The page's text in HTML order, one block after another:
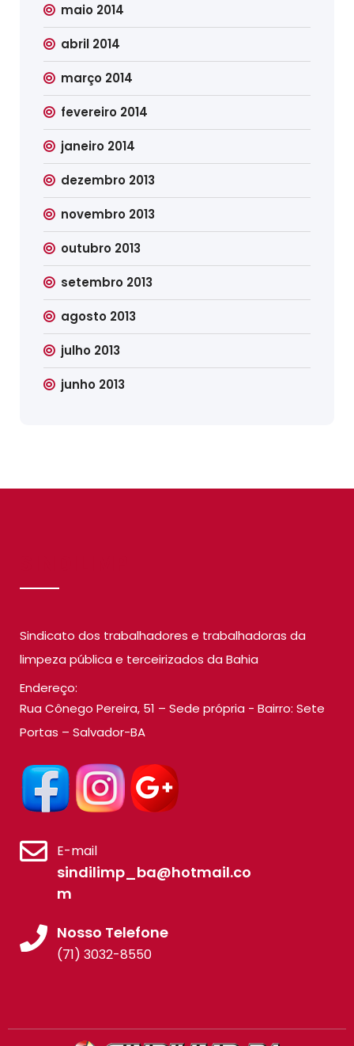
maio 2014
abril 2014
março 2014
fevereiro 2014
janeiro 2014
dezembro 2013
novembro 2013
outubro 2013
setembro 2013
agosto 2013
julho 2013
junho 2013
Sindicato dos trabalhadores e trabalhadoras da
limpeza pública e terceirizados da Bahia
Endereço:
Rua Cônego Pereira, 51 – Sede própria - Bairro: Sete
Portas – Salvador-BA
E-mail
sindilimp_ba@hotmail.co
m
Nosso Telefone
(71) 3032-8550